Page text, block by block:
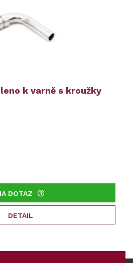
k varně s kroužky
DOTAZ
DETAIL